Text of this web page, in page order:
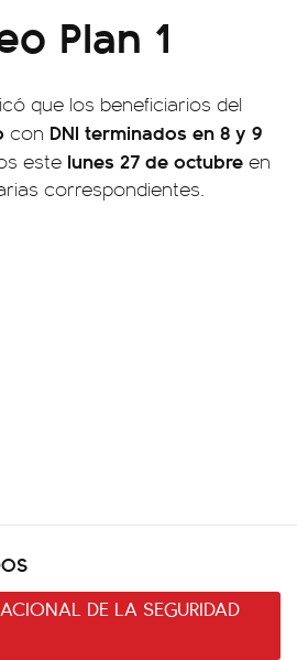
Plan 1
que los beneficiarios del
con DNI terminados en 8 y 9
este lunes 27 de octubre en
correspondientes.
DE LA SEGURIDAD